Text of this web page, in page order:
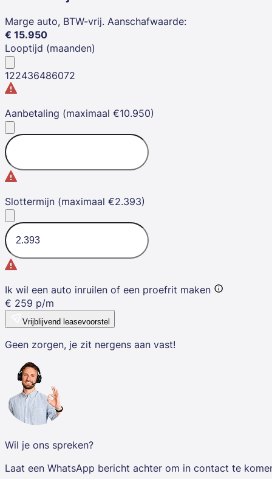
Marge auto, BTW-vrij. Aanschafwaarde:
€ 15.950
Looptijd (maanden)
122436486072
Aanbetaling (maximaal €10.950)
Slottermijn (maximaal €2.393)
Ik wil een auto inruilen of een proefrit maken
€ 259 p/m
Vrijblijvend leasevoorstel
Geen zorgen, je zit nergens aan vast!
Wil je ons spreken?
Laat een WhatsApp bericht achter om in contact te